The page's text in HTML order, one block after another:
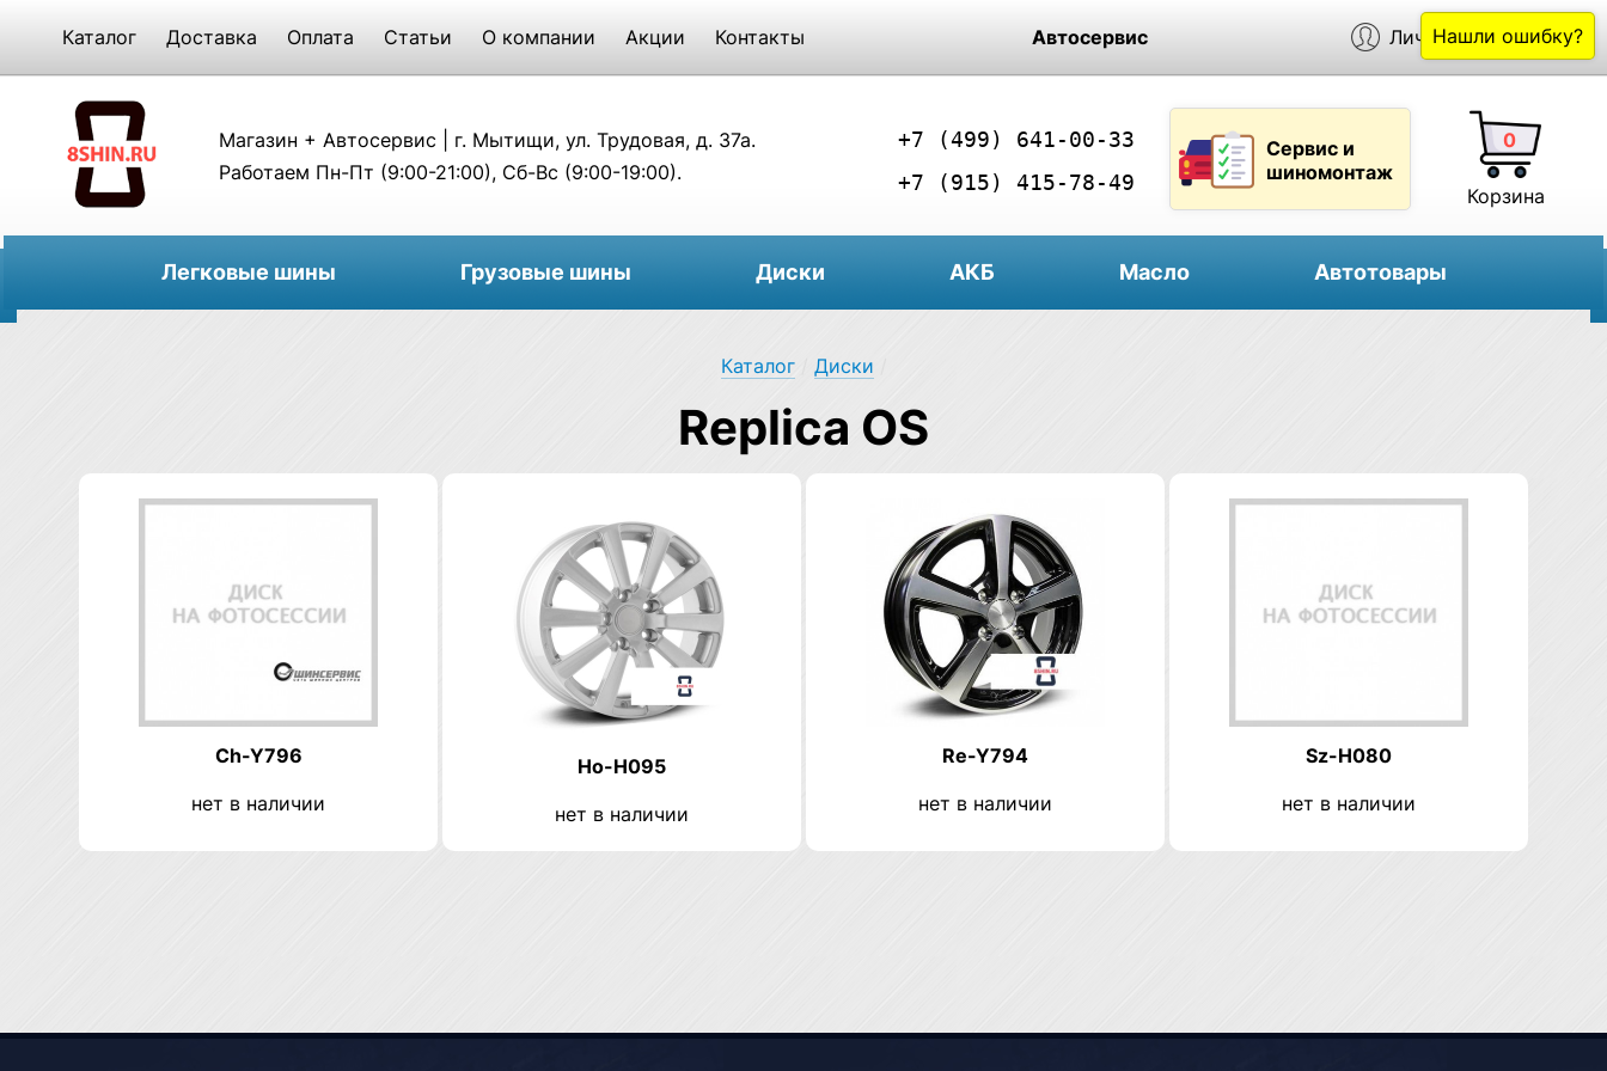
Каталог Доставка Оплата Статьи О компании Акции Контакты Автосервис Личный кабинет
Магазин + Автосервис | г. Мытищи, ул. Трудовая, д. 37а.
Работаем Пн-Пт (9:00-21:00), Сб-Вс (9:00-19:00).
+7 (499) 641-00-33
+7 (915) 415-78-49
Сервис и
шиномонтаж
0
Корзина
Легковые шины Грузовые шины Диски АКБ Масло Автотовары
Каталог/ Диски
Replica OS
Ch-Y796
нет в наличии
Ho-H095
нет в наличии
Re-Y794
нет в наличии
Sz-H080
нет в наличии
Нашли ошибку?